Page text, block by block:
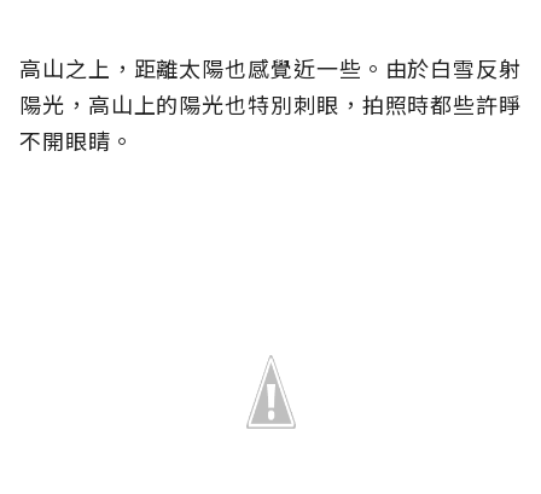
高山之上，距離太陽也感覺近一些。由於白雪反射
陽光，高山上的陽光也特別刺眼，拍照時都些許睜
不開眼睛。